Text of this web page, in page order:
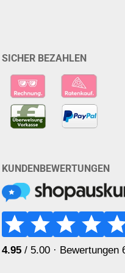
SICHER BEZAHLEN
KUNDENBEWERTUNGEN